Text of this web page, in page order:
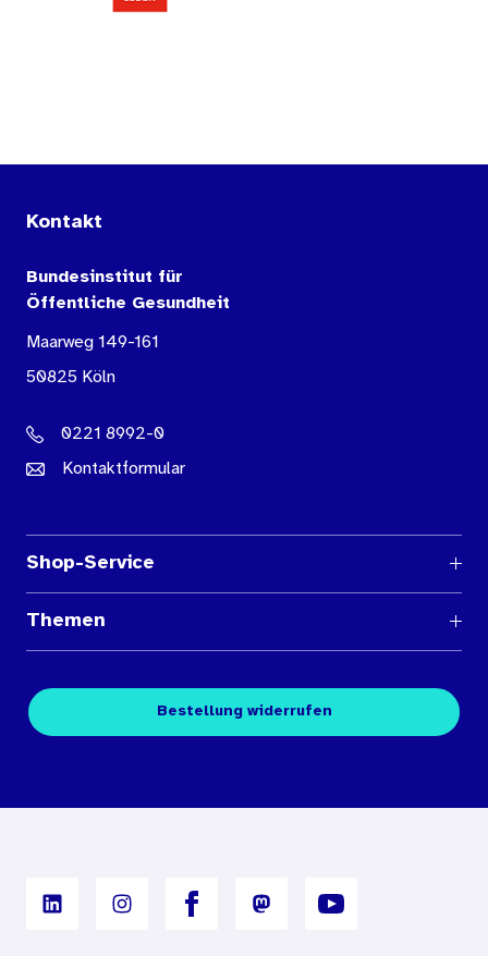
Kontakt
Bundesinstitut für
Öffentliche Gesundheit
Maarweg 149-161
50825 Köln
0221 8992-0
Kontaktformular
Shop-Service
Medienübersichten
Kontakt
Themen
Fachpublikationen
Digitales Archiv
Bestellung widerrufen